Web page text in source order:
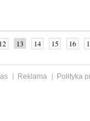
12 13 14 15 16
Reklama
Polityka